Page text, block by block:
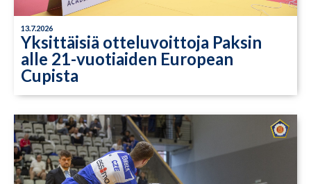
13.7.2026
Yksittäisiä otteluvoittoja Paksin
alle 21-vuotiaiden European
Cupista